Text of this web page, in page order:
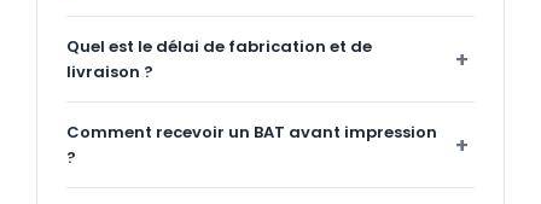
Quel est le délai de fabrication et de
livraison ?
Comment recevoir un BAT avant impression
?